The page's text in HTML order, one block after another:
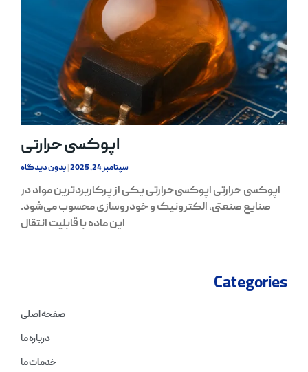
اپوکسی حرارتی
سپتامبر 24, 2025 بدون دیدگاه
اپوکسی حرارتی اپوکسی‌حرارتی یکی از پرکاربردترین مواد در
صنایع صنعتی، الکترونیک و خودروسازی محسوب می‌شود.
این ماده با قابلیت انتقال
Categories
صفحه اصلی
درباره ما
خدمات ما